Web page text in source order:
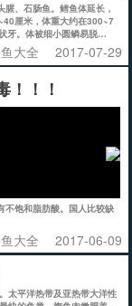
、石肠鱼。鳕鱼体延长，
厘米，体重大约在300~7
牙。体被细小圆鳞易脱
成。大全 2017-07-29
！！！
不饱和脂肪酸。国人比较缺
大全 2017-06-09
太平洋热带及亚热带大洋性